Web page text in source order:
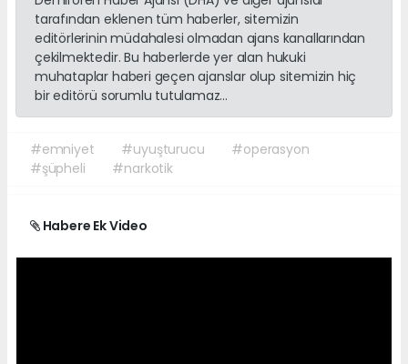
tarafından eklenen tüm haberler, sitemizin
editörlerinin müdahalesi olmadan ajans kanallarından
çekilmektedir. Bu haberlerde yer alan hukuki
muhataplar haberi geçen ajanslar olup sitemizin hiç
bir editörü sorumlu tutulamaz...
#emniyet #uyuşturucu
#operasyon
#şüpheli
#narkotik
Habere Ek Video